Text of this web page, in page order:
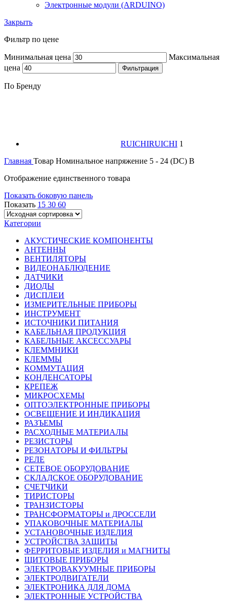
Электронные модули (ARDUINO)
Закрыть
Фильтр по цене
Минимальная цена
Максимальная
цена
Фильтрация
По Бренду
RUICHIRUICHI 1
Главная Товар Номинальное напряжение 5 - 24 (DC) В
Отображение единственного товара
Показать боковую панель
Показать 15 30 60
Категории
АКУСТИЧЕСКИЕ КОМПОНЕНТЫ
АНТЕННЫ
ВЕНТИЛЯТОРЫ
ВИДЕОНАБЛЮДЕНИЕ
ДАТЧИКИ
ДИОДЫ
ДИСПЛЕИ
ИЗМЕРИТЕЛЬНЫЕ ПРИБОРЫ
ИНСТРУМЕНТ
ИСТОЧНИКИ ПИТАНИЯ
КАБЕЛЬНАЯ ПРОДУКЦИЯ
КАБЕЛЬНЫЕ АКСЕССУАРЫ
КЛЕММНИКИ
КЛЕММЫ
КОММУТАЦИЯ
КОНДЕНСАТОРЫ
КРЕПЕЖ
МИКРОСХЕМЫ
ОПТОЭЛЕКТРОННЫЕ ПРИБОРЫ
ОСВЕЩЕНИЕ И ИНДИКАЦИЯ
РАЗЪЕМЫ
РАСХОДНЫЕ МАТЕРИАЛЫ
РЕЗИСТОРЫ
РЕЗОНАТОРЫ И ФИЛЬТРЫ
РЕЛЕ
СЕТЕВОЕ ОБОРУДОВАНИЕ
СКЛАДСКОЕ ОБОРУДОВАНИЕ
СЧЕТЧИКИ
ТИРИСТОРЫ
ТРАНЗИСТОРЫ
ТРАНСФОРМАТОРЫ и ДРОССЕЛИ
УПАКОВОЧНЫЕ МАТЕРИАЛЫ
УСТАНОВОЧНЫЕ ИЗДЕЛИЯ
УСТРОЙСТВА ЗАЩИТЫ
ФЕРРИТОВЫЕ ИЗДЕЛИЯ и МАГНИТЫ
ЩИТОВЫЕ ПРИБОРЫ
ЭЛЕКТРОВАКУУМНЫЕ ПРИБОРЫ
ЭЛЕКТРОДВИГАТЕЛИ
ЭЛЕКТРОНИКА ДЛЯ ДОМА
ЭЛЕКТРОННЫЕ УСТРОЙСТВА